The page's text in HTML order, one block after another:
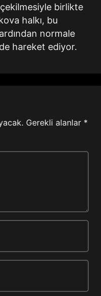
çekilmesiyle birlikte
halkı, bu
normale
hareket ediyor.
Gerekli alanlar *